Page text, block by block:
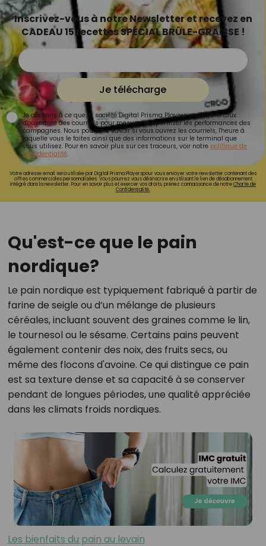
Inscrivez-vous à notre Newsletter et recevez en
CADEAU 15 recettes SPÉCIAL BRÛLE-GRAISSE !
Je télécharge
Je consens à ce que la société Digital Prisma Players analyse le taux
d'ouverture des courriels pour mesurer et optimiser les performances des
campagnes. Nous pourrons savoir si vous ouvrez les courriels, l'heure à
laquelle vous le faites ainsi que des informations sur le terminal que
vous utilisez. Pour en savoir plus sur ces traceurs, voir notre politique de
confidentialité.
Votre adresse email sera utilisée par Digital Prisma Playerspour vous envoyer votre newsletter contenant des
offres commerciales personnalisées. Vous pourrez vous désinscrire en utilisant le lien de désabonnement
intégré dans la newsletter. Pour en savoir plus et exercer vos droits, prenez connaissance de notreCharte de
Confidentialité.
Qu'est-ce que le pain
nordique?
Le pain nordique est typiquement fabriqué à partir de
farine de seigle ou d’un mélange de plusieurs
céréales, incluant souvent des graines comme le lin,
le tournesol ou le sésame. Certains pains peuvent
également contenir des noix, des fruits secs, ou
même des flocons d'avoine. Ce qui distingue ce pain
est sa texture dense et sa capacité à se conserver
pendant de longues périodes, une qualité appréciée
dans les climats froids nordiques.
Les bienfaits du pain au levain